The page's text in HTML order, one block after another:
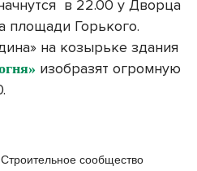
в 22.00 у Дворца
площади Горького.
на козырьке здания
изобразят огромную
сообщество